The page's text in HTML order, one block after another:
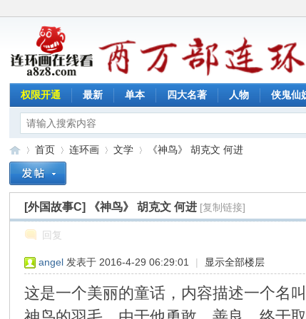
权限开通 最新 单本 四大名著 人物 侠鬼仙
»
首页
›
连环画
›
文学 《神鸟》 胡克文 何进
[外国故事C] 《神鸟》 胡克文 何进 [复制链接]
回复
angel 发表于 2016-4-29 06:29:01 | 显示全部楼层
这是一个美丽的童话，内容描述一个名